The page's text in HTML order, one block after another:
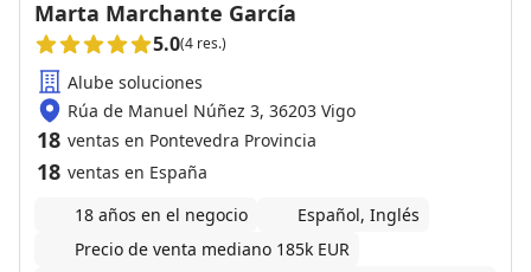
Marta Marchante García
5.0(4 res.)
Alube soluciones
Rúa de Manuel Núñez 3, 36203 Vigo
18 ventas en Pontevedra Provincia
18 ventas en España
18 años en el negocio
Español, Inglés
Precio de venta mediano 185k EUR